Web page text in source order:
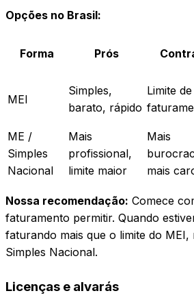
Opções no Brasil:
Forma Prós
MEI
Simples,
barato, rápido
Limite de
ME /
Simples
Nacional
Mais
profissional,
limite maior
Mais
mais
Nossa recomendação: Comece
faturamento permitir. Quando
faturando mais que o limite do MEI,
Simples Nacional.
Licenças e alvarás